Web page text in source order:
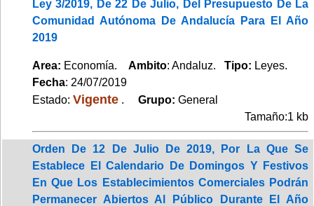
Ley 3/2019, De 22 De Julio, Del Presupuesto De La
Comunidad Autónoma De Andalucía Para El Año
2019
Area: Economía. Ambito: Andaluz. Tipo: Leyes.
Fecha: 24/07/2019
Estado: Vigente . Grupo: General
Tamaño:1 kb
Orden De 12 De Julio De 2019, Por La Que Se
Establece El Calendario De Domingos Y Festivos
En Que Los Establecimientos Comerciales Podrán
Permanecer Abiertos Al Público Durante El Año